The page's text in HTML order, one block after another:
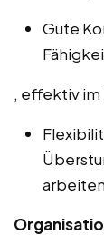
Gute
, effektiv im